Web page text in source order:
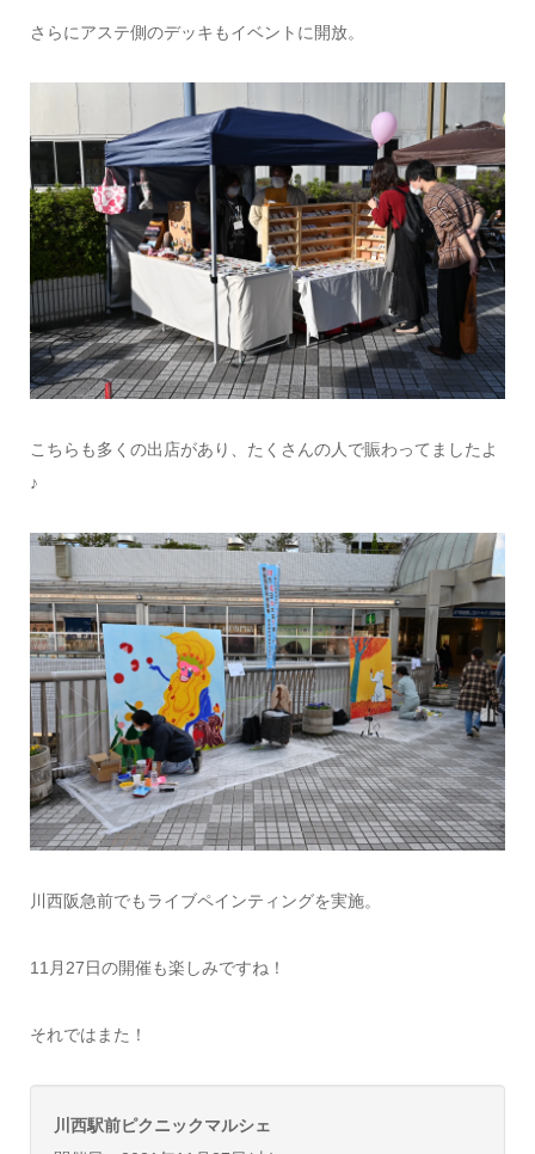
さらにアステ側のデッキもイベントに開放。
こちらも多くの出店があり、たくさんの人で賑わってましたよ
♪
川西阪急前でもライブペインティングを実施。
11月27日の開催も楽しみですね！
それではまた！
川西駅前ピクニックマルシェ